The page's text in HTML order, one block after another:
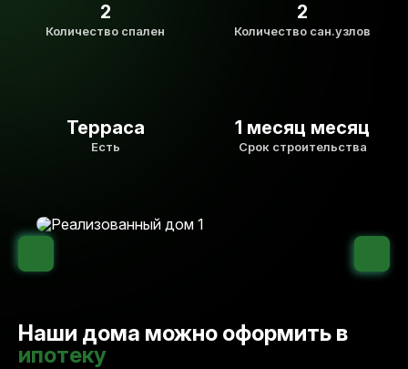
2
Количество спален
2
Количество сан.узлов
Терраса
Есть
1 месяц месяц
Срок строительства
Наши дома можно оформить в
ипотеку